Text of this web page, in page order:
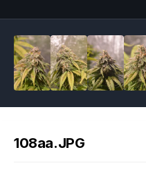
108aa.JPG